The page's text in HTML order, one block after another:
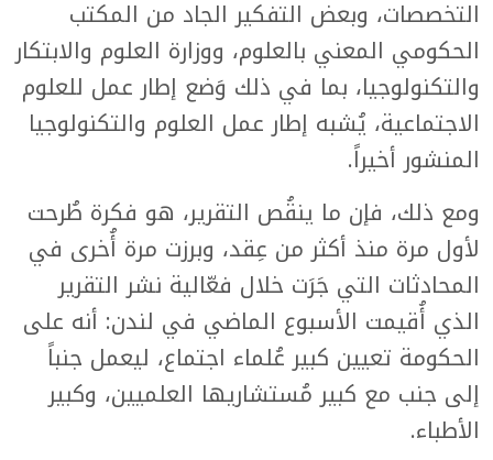
التخصصات، وبعض التفكير الجاد من المكتب
الحكومي المعني بالعلوم، ووزارة العلوم والابتكار
والتكنولوجيا، بما في ذلك وَضع إطار عمل للعلوم
الاجتماعية، يُشبه إطار عمل العلوم والتكنولوجيا
المنشور أخيراً.
ومع ذلك، فإن ما ينقُص التقرير، هو فكرة طُرحت
لأول مرة منذ أكثر من عِقد، وبرزت مرة أُخرى في
المحادثات التي جَرَت خلال فعّالية نشر التقرير
الذي أُقيمت الأسبوع الماضي في لندن: أنه على
الحكومة تعيين كبير عُلماء اجتماع، ليعمل جنباً
إلى جنب مع كبير مُستشاريها العلميين، وكبير
الأطباء.